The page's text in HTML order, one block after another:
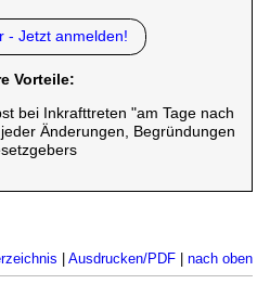
- Jetzt anmelden!
Vorteile:
bei Inkrafttreten "am Tage nach
Änderungen, Begründungen
Ausdrucken/PDF| nach oben